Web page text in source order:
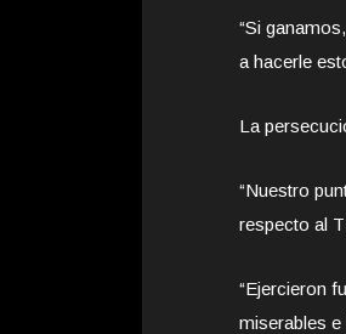
“Si
a hacerle
La
“Nuestro
respecto al
“Ejercieron
miserables